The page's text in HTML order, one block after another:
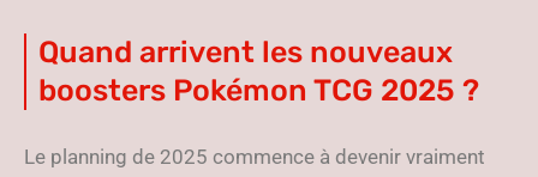
Quand arrivent les nouveaux
boosters Pokémon TCG 2025 ?
Le planning de 2025 commence à devenir vraiment